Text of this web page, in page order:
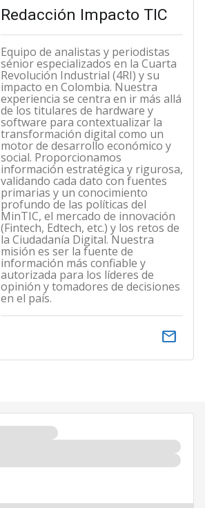
Redacción Impacto TIC
Equipo de analistas y periodistas
sénior especializados en la Cuarta
Revolución Industrial (4RI) y su
impacto en Colombia. Nuestra
experiencia se centra en ir más allá
de los titulares de hardware y
software para contextualizar la
transformación digital como un
motor de desarrollo económico y
social. Proporcionamos
información estratégica y rigurosa,
validando cada dato con fuentes
primarias y un conocimiento
profundo de las políticas del
MinTIC, el mercado de innovación
(Fintech, Edtech, etc.) y los retos de
la Ciudadanía Digital. Nuestra
misión es ser la fuente de
información más confiable y
autorizada para los líderes de
opinión y tomadores de decisiones
en el país.
email